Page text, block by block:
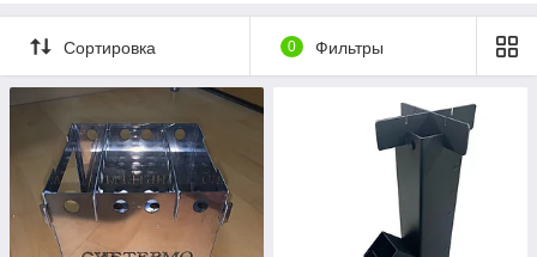
позволяющую что-нибудь нагреть: например, вскипятить
воду для чая или пожарить что-то на небольшой сковороде.
Сортировка 0 Фильтры